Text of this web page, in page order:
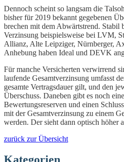
Dennoch scheint so langsam die
bisher für 2019 bekannt gegebenen
brechen mit dem Abwärtstrend. Stabil
Verzinsung beispielsweise bei LVM,
Allianz, Alte Leipziger, Nürnberger,
Anhebung haben Ideal und DEVK
Für manche Versicherten verwirrend
laufende Gesamtverzinsung umfasst
gesamte Vertragsdauer gilt, und den
Überschuss. Daneben gibt es noch
Bewertungsreserven und einen
mit der Gesamtverzinsung zu einem
werden. Der sieht dann optisch höher
zurück zur Übersicht
Kategorien